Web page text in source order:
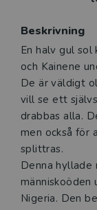
Beskrivning
En halv gul sol
och Kainene
De är väldigt
vill se ett
drabbas alla.
men också för
splittras.
Denna hyllade
Nigeria. Den